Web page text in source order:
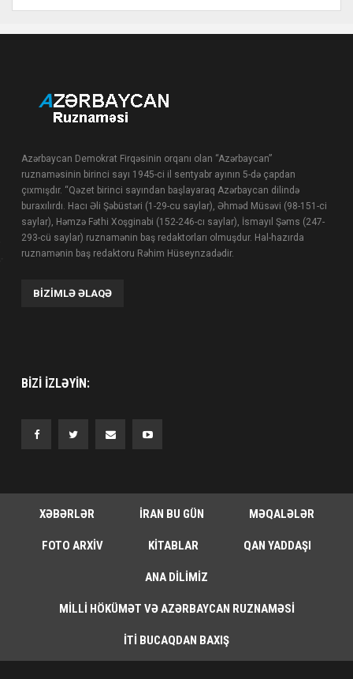
Azərbaycan Demokrat Firqəsinin orqanı olan “Azərbaycan”
ruznaməsinin birinci sayı 1945-ci il sentyabr ayının 5-də çapdan
çıxmışdır. “Qəzet birinci sayından başlayaraq Azərbaycan dilində
buraxılırdı. Hacı Əli Şəbüstəri (1-29-cu saylar), Əhməd Müsəvi (98-151-ci
saylar), Həmzə Fəthi Xoşginabi (152-246-cı saylar), İsmayıl Şəms (247-
293-cü saylar) ruznamənin baş redaktorları olmuşdur. Hal-hazırda
ruznamənin baş redaktoru Rəhim Hüseynzadədir.
BIZIMLƏ ƏLAQƏ
BIZI IZLƏYIN:
XƏBƏRLƏR İRAN BU GÜN MƏQALƏLƏR
FOTO ARXIV KITABLAR QAN YADDAŞI
ANA DILIMIZ
MILLI HÖKÜMƏT VƏ AZƏRBAYCAN RUZNAMƏSI
İTI BUCAQDAN BAXIŞ